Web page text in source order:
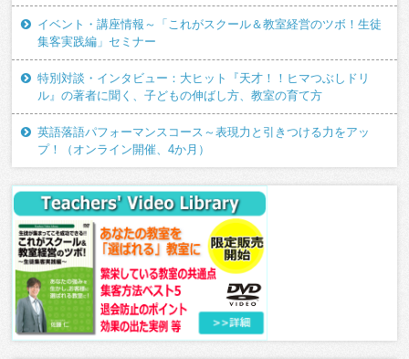
イベント・講座情報～「これがスクール＆教室経営のツボ！生徒
集客実践編」セミナー
特別対談・インタビュー：大ヒット『天才！！ヒマつぶしドリ
ル』の著者に聞く、子どもの伸ばし方、教室の育て方
英語落語パフォーマンスコース～表現力と引きつける力をアッ
プ！（オンライン開催、4か月）